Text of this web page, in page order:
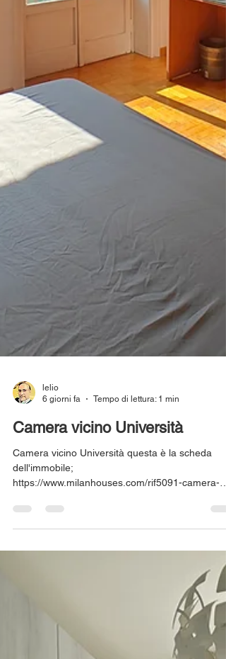
6 giorni fa
Tempo di lettura: 1 min
Camera vicino Università
Camera vicino Università questa è la scheda
https://www.milanhouses.com/rif5091-camera-
Italia 4 agosto 2026 17:30 Join us on our
members app to stay updated and keep in touch.